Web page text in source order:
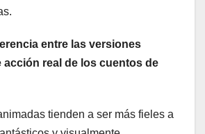
entre las versiones
acción real de los cuentos de
tienden a ser más fieles a